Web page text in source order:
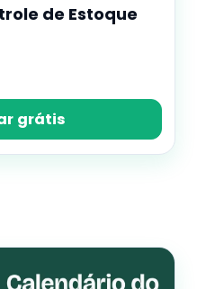
de Estoque
grátis